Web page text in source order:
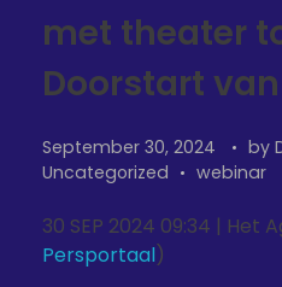
met theater
Doorstart van
September 30, 2024 by
Uncategorized
webinar
30 SEP 2024 09:34 | Het
Persportaal)